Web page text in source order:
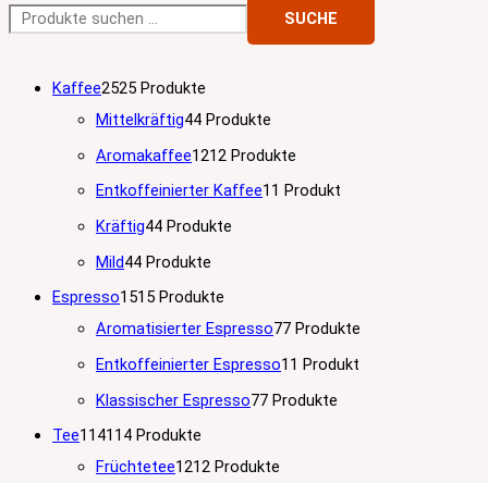
SUCHE
Kaffee2525 Produkte
Mittelkräftig44 Produkte
Aromakaffee1212 Produkte
Entkoffeinierter Kaffee1 1 Produkt
Kräftig44 Produkte
Mild44 Produkte
Espresso1515 Produkte
Aromatisierter Espresso77 Produkte
Entkoffeinierter Espresso1 1 Produkt
Klassischer Espresso77 Produkte
Tee114114 Produkte
Früchtetee1212 Produkte